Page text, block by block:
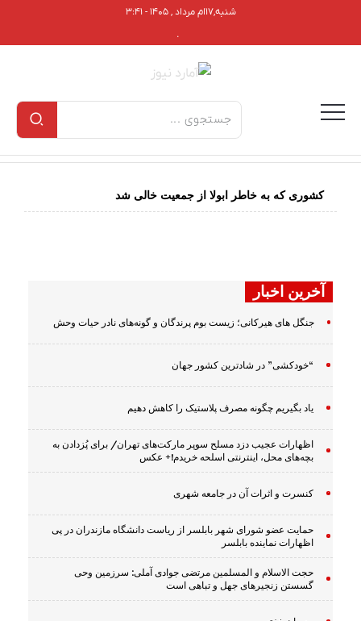
شنبه,۱۷ام مرداد , ۱۴۰۵ - ۳:۴۱
.
کشوری که به خاطر ابولا از جمعیت خالی شد
آخرین اخبار
جنگل های هیرکانی؛ زیست بوم پرندگان و گونه‌های نادر حیات وحش
“خودکشی” در شادترین کشور جهان
یاد بگیریم چگونه مصرف پلاستیک را کاهش دهیم
اظهارات عجیب دزد مسلح سوپر مارکت‌های تهران/ برای پُزدادن به
بچه‌های محل، اینترنتی اسلحه خریدم!+ عکس
کنسرت و اثرات آن در جامعه شهری
حمایت عضو شورای شهر بابلسر از ریاست دانشگاه مازندران در پی
اظهارات نماینده بابلسر
حجت الاسلام و المسلمین مرتضی جوادی آملی: سرزمین وحى
گسستن زنجیرهاى جهل و تباهى است